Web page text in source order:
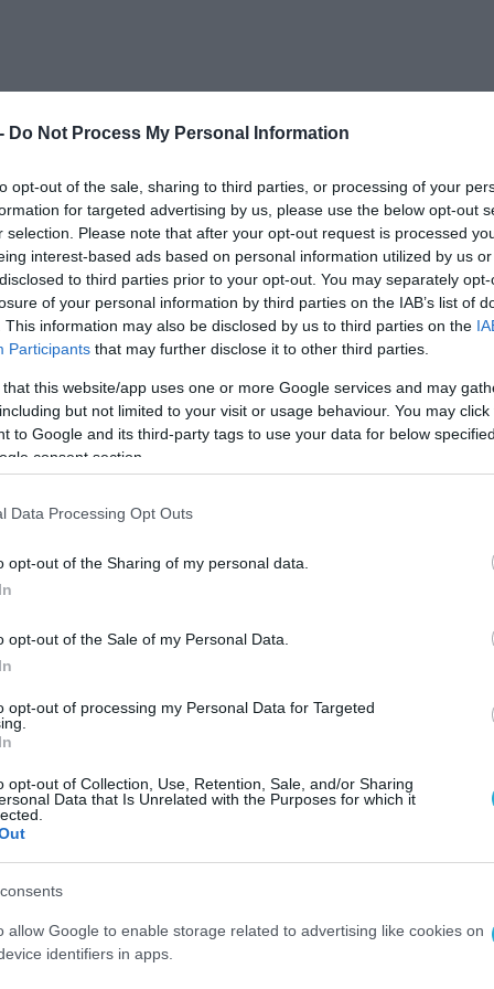
Do Not Process My Personal Information
opt-out of the sale, sharing to third parties, or processing of your
for targeted advertising by us, please use the below opt-out
selection. Please note that after your opt-out request is processed
interest-based ads based on personal information utilized by us
to third parties prior to your opt-out. You may separately
of your personal information by third parties on the IAB’s list of
This information may also be disclosed by us to third parties on the
Participants that may further disclose it to other third parties.
that this website/app uses one or more Google services and may
but not limited to your visit or usage behaviour. You may
to Google and its third-party tags to use your data for below
consent section.
Data Processing Opt Outs
opt-out of the Sharing of my personal data.
opt-out of the Sale of my Personal Data.
opt-out of processing my Personal Data for Targeted
opt-out of Collection, Use, Retention, Sale, and/or Sharing
Data that Is Unrelated with the Purposes for which it
allow Google to enable storage related to advertising like cookies on
identifiers in apps.
Προϊόντων του AV-TEST, η ESET –
διεθνώς – απέσπασε και πάλι τη
για επαγγελματική χρήση όσο και στην
του AV-TEST, τοESET Endpoint Securityκαι το
Windows για επιχειρήσεις και οικιακούς
και στις τρεις κατηγορίες ελέγχου
και τα δύο τη διάκριση “Κορυφαίο
των 6 μονάδων στην κατηγορία
κακόβουλο λογισμικό. Την ανώτατη
η οποία αξιολογεί το πόσο αποτελεσματικά
με δείκτες όπως ψευδής προειδοποίηση,
και οι δύο λύσεις σημείωσαν τέλειες
– η οποία αξιολογεί την επίδραση του
καθημερινή χρήση – βελτιώνοντας τη
/ Οκτωβρίου.
ESET στις δοκιμές του AV-TEST τον
και το ESET Internet Security έλαβαν
AV-TEST χρησιμοποιεί μία από τις
λογισμικού στον κόσμο για να
δοκιμές. Οι δοκιμές αξιολόγησαν το